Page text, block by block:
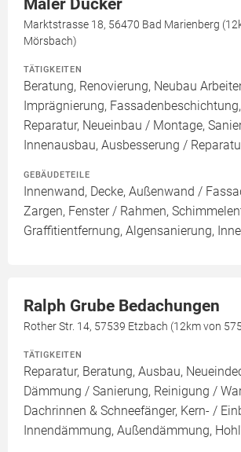
Maler Dücker
Marktstrasse 18, 56470 Bad Marienberg
Mörsbach)
TÄTIGKEITEN
Beratung, Renovierung, Neubau
Imprägnierung,
Reparatur, Neueinbau / Montage,
Innenausbau, Ausbesserung /
GEBÄUDETEILE
Innenwand, Decke, Außenwand /
Zargen, Fenster / Rahmen,
Graffitientfernung, Algensanierung,
Ralph Grube Bedachungen
Rother Str. 14, 57539 Etzbach (12km von
TÄTIGKEITEN
Reparatur, Beratung, Ausbau,
Dämmung / Sanierung, Reinigung /
Dachrinnen & Schneefänger, Kern- /
Innendämmung, Außendämmung,